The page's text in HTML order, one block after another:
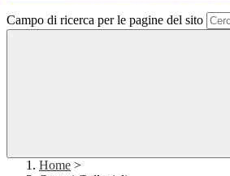
Campo di ricerca per le pagine del sito
Home >